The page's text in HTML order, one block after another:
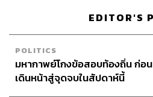
EDITOR'S
POLITICS
มหากาพย์โกงข้อสอบท้องถิ่น ก่อน
เดินหน้าสู่จุดจบในสัปดาห์นี้